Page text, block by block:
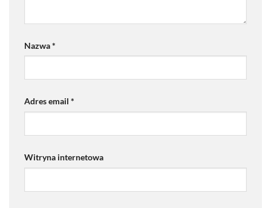
Nazwa*
Adres email *
Witryna internetowa